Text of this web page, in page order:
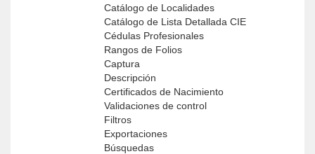
Catálogo de Localidades
Catálogo de Lista Detallada CIE
Cédulas Profesionales
Rangos de Folios
Captura
Descripción
Certificados de Nacimiento
Validaciones de control
Filtros
Exportaciones
Búsquedas